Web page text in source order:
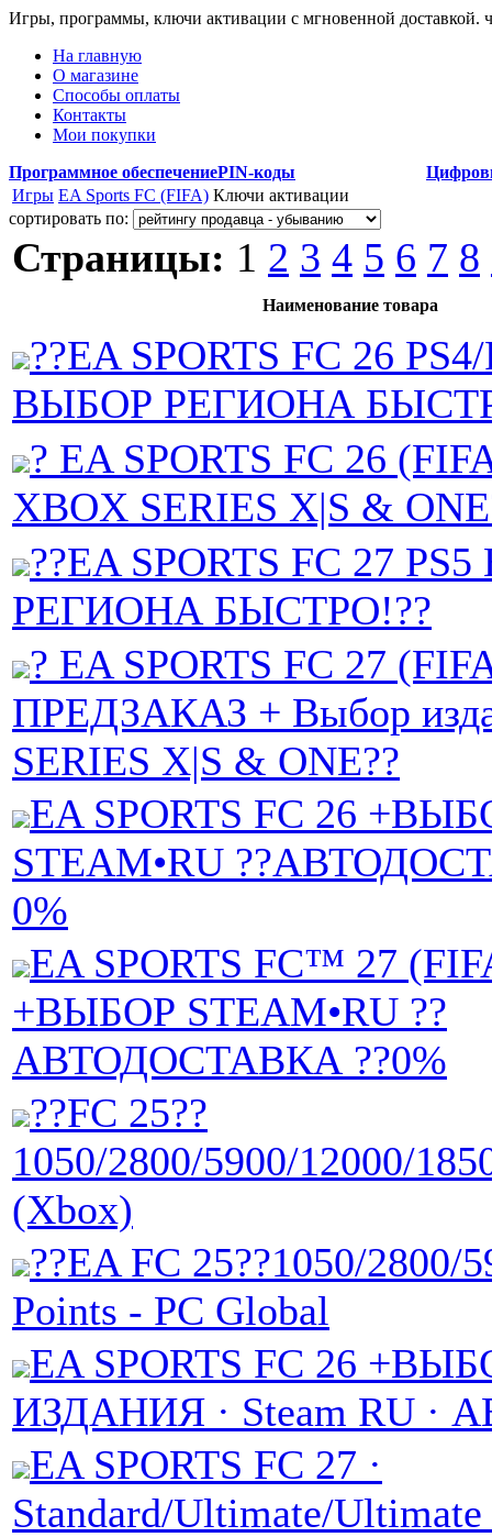
Игры, программы, ключи активации с мгновенной доставкой.
На главную
О магазине
Способы оплаты
Контакты
Мои покупки
Программное обеспечениеPIN-коды
Игры EA Sports FC (FIFA) Ключи активации
сортировать по:
Страницы: 1 2 3 4 5 6 7 8
Наименование товара
??EA SPORTS FC 26 PS4/
ВЫБОР РЕГИОНА
? EA SPORTS FC 26
XBOX SERIES X|S &
??EA SPORTS FC 27
РЕГИОНА БЫСТРО!??
? EA SPORTS FC 27
ПРЕДЗАКАЗ + Выбор
SERIES X|S & ONE??
EA SPORTS FC 26
STEAM•RU
0%
EA SPORTS FC™ 27
+ВЫБОР STEAM•RU ??
АВТОДОСТАВКА ??0%
??FC 25??
1050/2800/5900/12000/
(Xbox)
??EA FC 25??1050/2800/
Points - PC Global
EA SPORTS FC 26
ИЗДАНИЯ · Steam RU ·
EA SPORTS FC 27 ·
Standard/Ultimate/Ultimate